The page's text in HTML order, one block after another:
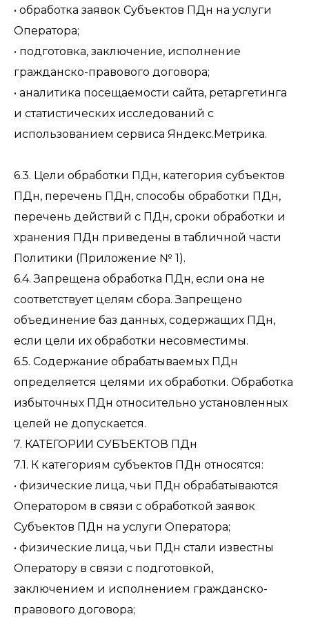
• обработка заявок Субъектов ПДн на услуги
Оператора;
• подготовка, заключение, исполнение
гражданско-правового договора;
• аналитика посещаемости сайта, ретаргетинга
и статистических исследований с
использованием сервиса Яндекс.Метрика.
6.3. Цели обработки ПДн, категория субъектов
ПДн, перечень ПДн, способы обработки ПДн,
перечень действий с ПДн, сроки обработки и
хранения ПДн приведены в табличной части
Политики (Приложение № 1).
6.4. Запрещена обработка ПДн, если она не
соответствует целям сбора. Запрещено
объединение баз данных, содержащих ПДн,
если цели их обработки несовместимы.
6.5. Содержание обрабатываемых ПДн
определяется целями их обработки. Обработка
избыточных ПДн относительно установленных
целей не допускается.
7. КАТЕГОРИИ СУБЪЕКТОВ ПДн
7.1. К категориям субъектов ПДн относятся:
• физические лица, чьи ПДн обрабатываются
Оператором в связи с обработкой заявок
Субъектов ПДн на услуги Оператора;
• физические лица, чьи ПДн стали известны
Оператору в связи с подготовкой,
заключением и исполнением гражданско-
правового договора;